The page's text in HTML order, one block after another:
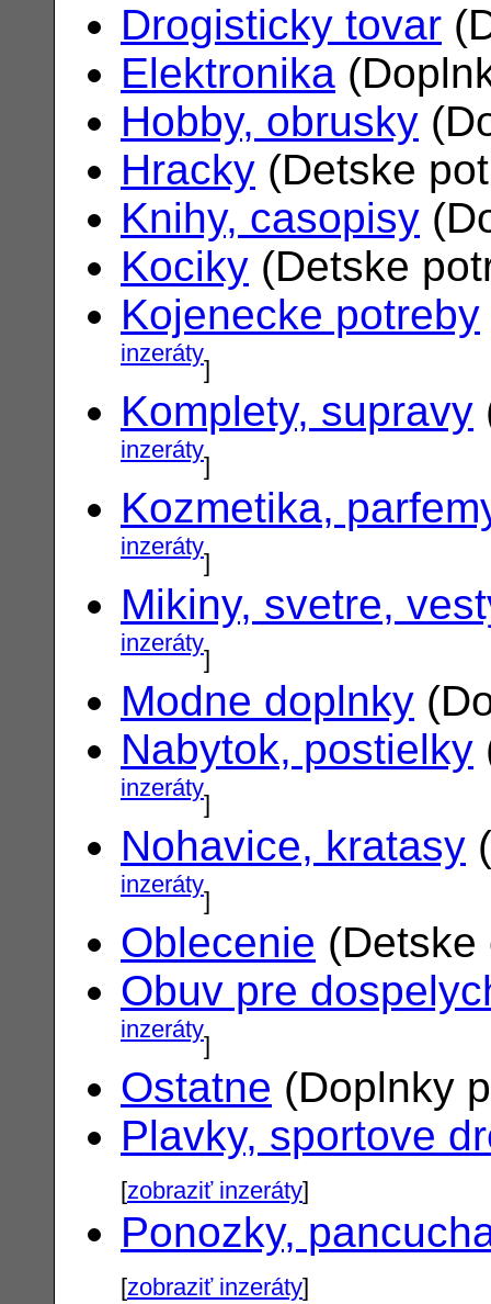
Drogisticky tovar
Elektronika
Hobby, obrusky
Hracky (Detske
Knihy, casopisy
Kociky (Detske
Kojenecke potreby
inzeráty]
Komplety, supravy
inzeráty]
Kozmetika,
inzeráty]
Mikiny, svetre,
inzeráty]
Modne doplnky
Nabytok, postielky
inzeráty]
Nohavice, kratasy
inzeráty]
Oblecenie
Obuv pre
inzeráty]
Ostatne (Doplnky
Plavky, sportove
[zobraziť inzeráty]
Ponozky,
[zobraziť inzeráty]